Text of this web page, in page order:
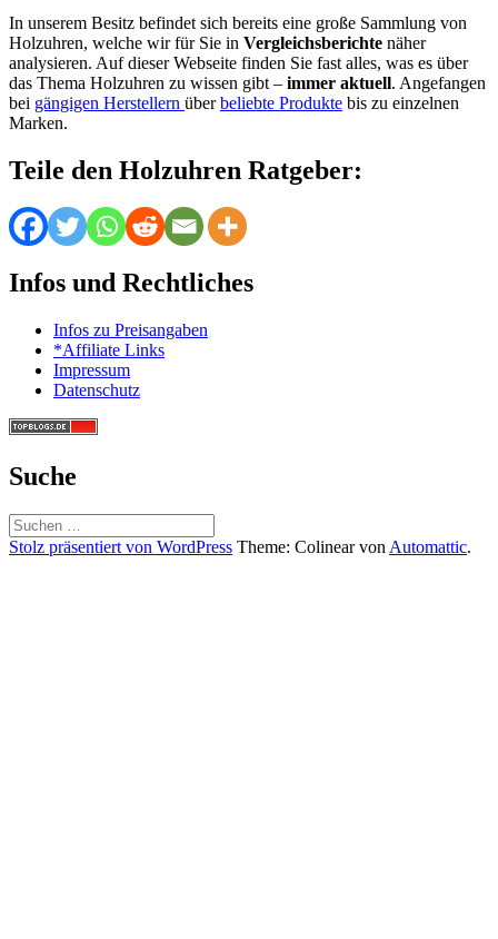
In unserem Besitz befindet sich bereits eine große Sammlung von
Holzuhren, welche wir für Sie in Vergleichsberichte näher
analysieren. Auf dieser Webseite finden Sie fast alles, was es über
das Thema Holzuhren zu wissen gibt – immer aktuell. Angefangen
bei gängigen Herstellern überbeliebte Produkte bis zu einzelnen
Marken.
Teile den Holzuhren Ratgeber:
Infos und Rechtliches
Infos zu Preisangaben
*Affiliate Links
Impressum
Datenschutz
Suche
Suchen
nach:
Stolz präsentiert von WordPress Theme: Colinear von Automattic.